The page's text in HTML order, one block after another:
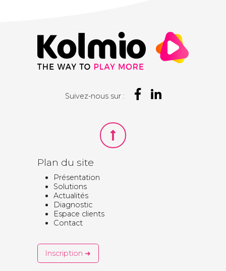
Suivez-nous sur :
Plan du site
Présentation
Solutions
Actualités
Diagnostic
Espace clients
Contact
Inscription ➜